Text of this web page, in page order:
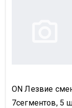
ON Лезвие
7сегментов, 5